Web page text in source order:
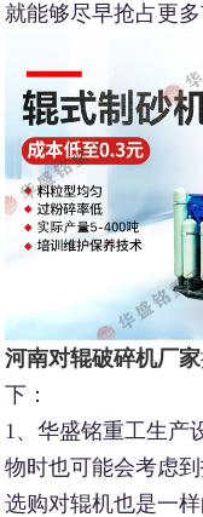
就能够尽早抢占更多
河南对辊破碎机厂家
下：
1、华盛铭重工生产
物时也可能会考虑
选购对辊机也是一